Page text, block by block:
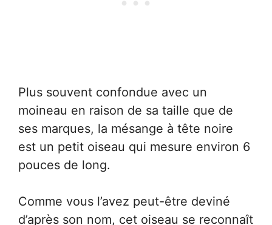
Plus souvent confondue avec un
moineau en raison de sa taille que de
ses marques, la mésange à tête noire
est un petit oiseau qui mesure environ 6
pouces de long.
Comme vous l’avez peut-être deviné
d’après son nom, cet oiseau se reconnaît